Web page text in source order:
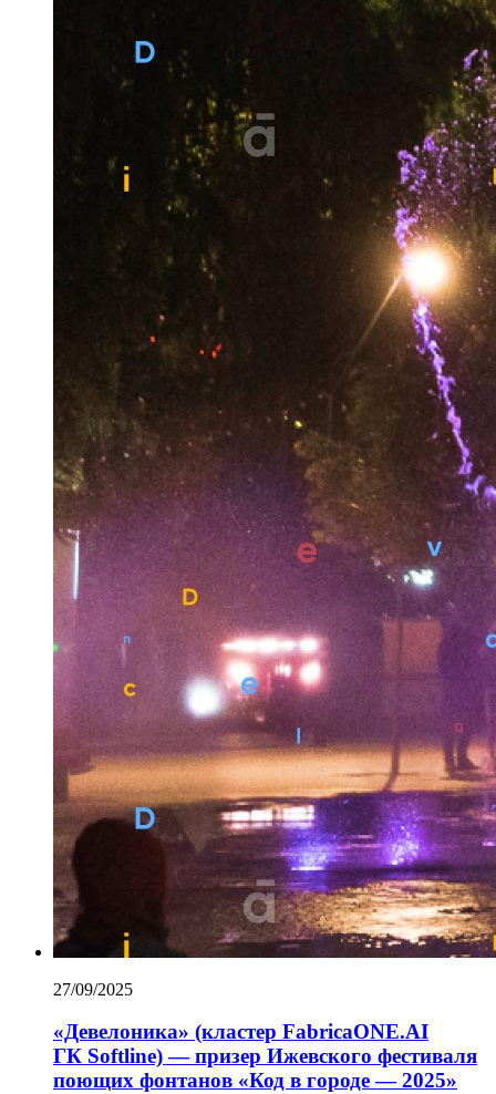
27/09/2025
«Девелоника» (кластер FabricaONE.AI
ГК Softline) — призер Ижевского фестиваля
поющих фонтанов «Код в городе — 2025»